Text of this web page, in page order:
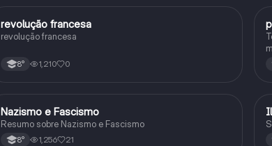
História
revolução francesa
revolução francesa
8° 1,210 0
História
Nazismo e Fascismo
Resumo sobre Nazismo e Fascismo
8° 1,256 21